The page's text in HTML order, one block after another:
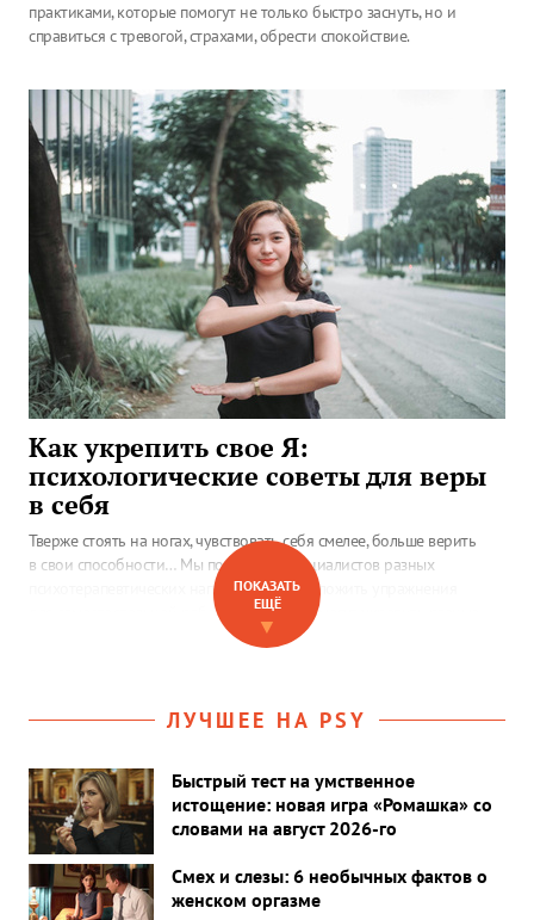
практиками, которые помогут не только быстро заснуть, но и
справиться с тревогой, страхами, обрести спокойствие.
Как укрепить свое Я:
психологические советы для веры
в себя
Тверже стоять на ногах, чувствовать себя смелее, больше верить
в свои способности… Мы попросили специалистов разных
психотерапевтических направлений предложить упражнения
для самостоятельной работы, которые помогут укрепить разные
грани «Я» — от личных границ до внутренней опоры.
ПОКАЗАТЬ
ЕЩЁ
▼
ЛУЧШЕЕ НА PSY
Быстрый тест на умственное
истощение: новая игра «Ромашка» со
словами на август 2026-го
Смех и слезы: 6 необычных фактов о
женском оргазме